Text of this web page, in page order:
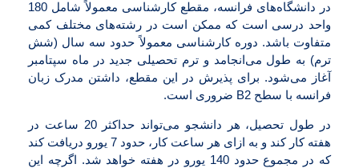
در دانشگاه‌های فرانسه، مقطع کارشناسی معمولاً شامل 180
واحد درسی است که ممکن است در رشته‌های مختلف کمی
متفاوت باشد. دوره کارشناسی معمولاً حدود سه سال (شش
ترم) به طول می‌انجامد و ترم تحصیلی جدید در ماه سپتامبر
آغاز می‌شود. برای پذیرش در این مقطع، داشتن مدرک زبان
فرانسه با سطح B2 ضروری است.
در طول تحصیل، هر دانشجو می‌تواند حداکثر 20 ساعت در
هفته کار کند و به ازای هر ساعت کار، حدود 7 یورو دریافت کند
که در مجموع حدود 140 یورو در هفته خواهد شد. اگرچه این